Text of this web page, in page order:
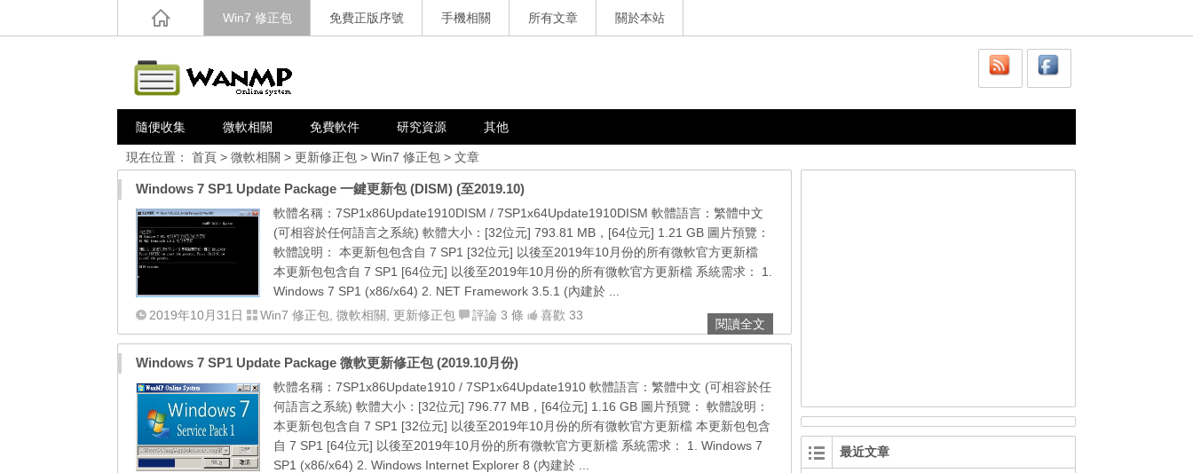
Win7 修正包 免費正版序號 手機相關 所有文章 關於本站
隨便收集 微軟相關 免費軟件 研究資源 其他
現在位置： 首頁 > 微軟相關 > 更新修正包 > Win7 修正包 > 文章
Windows 7 SP1 Update Package 一鍵更新包 (DISM) (至2019.10)
軟體名稱：7SP1x86Update1910DISM / 7SP1x64Update1910DISM 軟體語言：繁體中文
(可相容於任何語言之系統) 軟體大小：[32位元] 793.81 MB，[64位元] 1.21 GB 圖片預覽：
軟體說明： 本更新包包含自 7 SP1 [32位元] 以後至2019年10月份的所有微軟官方更新檔
本更新包包含自 7 SP1 [64位元] 以後至2019年10月份的所有微軟官方更新檔 系統需求： 1.
Windows 7 SP1 (x86/x64) 2. NET Framework 3.5.1 (內建於 ...
2019年10月31日
Win7 修正包 微軟相關 更新修正包 評論 3 條 喜歡 33
閱讀全文
Windows 7 SP1 Update Package 微軟更新修正包 (2019.10月份)
軟體名稱：7SP1x86Update1910 / 7SP1x64Update1910 軟體語言：繁體中文 (可相容於任
何語言之系統) 軟體大小：[32位元] 796.77 MB，[64位元] 1.16 GB 圖片預覽： 軟體說明：
本更新包包含自 7 SP1 [32位元] 以後至2019年10月份的所有微軟官方更新檔 本更新包包含
自 7 SP1 [64位元] 以後至2019年10月份的所有微軟官方更新檔 系統需求： 1. Windows 7
SP1 (x86/x64) 2. Windows Internet Explorer 8 (內建於 ...
最近文章